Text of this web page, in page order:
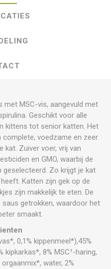
met MSC-vis, aangevuld met
Geschikt voor alle
kittens tot senior katten. Het
voedzame en zeer
kat. Zuiver voer, vrij van
en GMO, waarbij de
Zo krijgt je kat
Katten zijn gek op de
zijn makkelijk te eten. De
getrokken, waardoor het
smaakt.
0,1% kippenmeel*),45%
kipkarkas*, 8% MSC¹-haring,
water, 2%